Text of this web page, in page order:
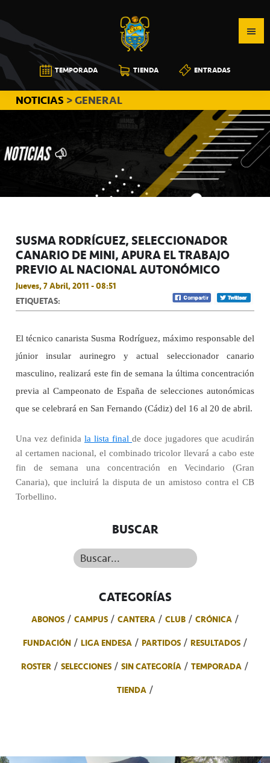
a
la
navegación
principal
al
contenido
principal
a
la
barra
lateral
principal
CB
CANARIAS
TEMPORADA TIENDA ENTRADAS
NOTICIAS > GENERAL
SUSMA RODRÍGUEZ, SELECCIONADOR
CANARIO DE MINI, APURA EL TRABAJO
PREVIO AL NACIONAL AUTONÓMICO
Jueves, 7 Abril, 2011 - 08:51
ETIQUETAS:
El técnico canarista Susma Rodríguez, máximo responsable del
júnior insular aurinegro y actual seleccionador canario
masculino, realizará este fin de semana la última concentración
previa al Campeonato de España de selecciones autonómicas
que se celebrará en San Fernando (Cádiz) del 16 al 20 de abril.
Una vez definida la lista final de doce jugadores que acudirán
al certamen nacional, el combinado tricolor llevará a cabo este
fin de semana una concentración en Vecindario (Gran
Canaria), que incluirá la disputa de un amistoso contra el CB
Torbellino.
BUSCAR
Buscar...
CATEGORÍAS
ABONOS CAMPUS CANTERA CLUB
CRÓNICA
FUNDACIÓN
LIGA ENDESA PARTIDOS
RESULTADOS
ROSTER
SELECCIONES SIN CATEGORÍA
TEMPORADA
TIENDA